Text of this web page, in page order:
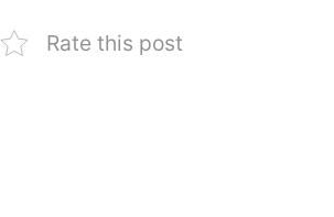
Rate this post